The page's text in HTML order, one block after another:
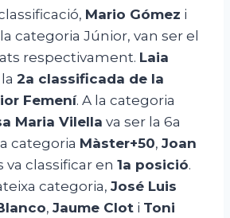
Mario Gómez i
la categoria Júnior, van ser el
respectivament. Laia
2a classificada de la
Femení. A la categoria
Maria Vilella va ser la 6a
categoria Màster+50, Joan
va classificar en 1a posició.
categoria, José Luis
, Jaume Clot i Toni